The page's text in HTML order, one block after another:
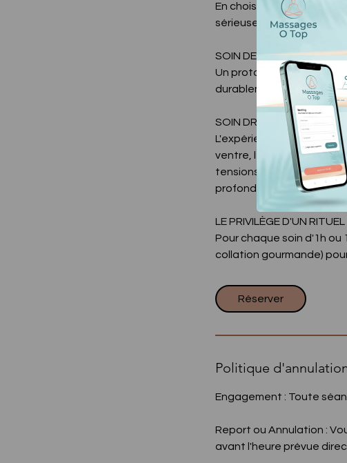
En choisissant le
sérieuse, loin des effets
SOIN DE BASE (1h) :
Un protocole ciblé pour
durablement le bas du
SOIN DRAINANT
L'expérience totale pour
ventre, les bras ainsi que
tensions, réduit les
profonde de tout votre
LE PRIVILÈGE D'UN
Pour chaque soin d'1h ou
collation gourmande)
Réserver
Politique
Engagement : Toute
Report ou Annulation :
avant l'heure prévue